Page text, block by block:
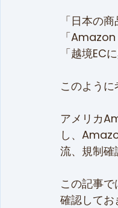
「日本の
「
「越境EC
このように
アメリカ
し、
流、規制確
この記事
確認してお